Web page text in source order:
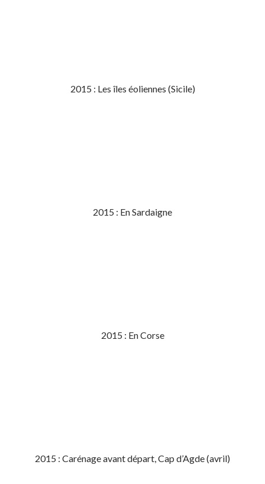
2015 : Les îles éoliennes (Sicile)
2015 : En Sardaigne
2015 : En Corse
2015 : Carénage avant départ, Cap d’Agde (avril)